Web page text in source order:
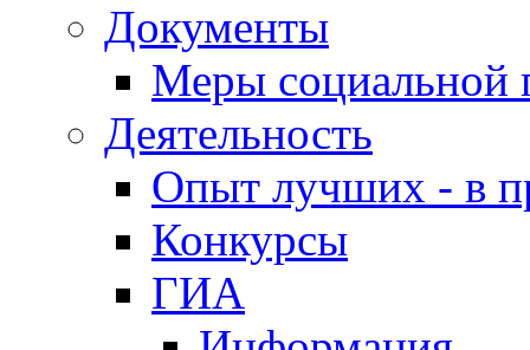
Документы
Меры социальной
Деятельность
Опыт лучших - в
Конкурсы
ГИА